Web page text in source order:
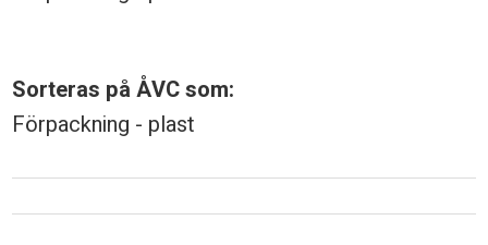
k
P
E
T
Sorteras på ÅVC som:
Förpackning - plast